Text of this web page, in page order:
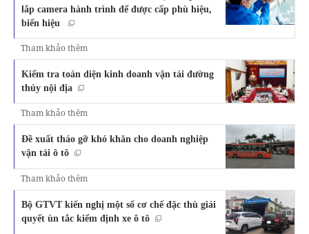
lắp camera hành trình để được cấp phù hiệu,
biển hiệu
Tham khảo thêm
Kiểm tra toàn diện kinh doanh vận tải đường
thủy nội địa
Tham khảo thêm
Đề xuất tháo gỡ khó khăn cho doanh nghiệp
vận tải ô tô
Tham khảo thêm
Bộ GTVT kiến nghị một số cơ chế đặc thù giải
quyết ùn tắc kiểm định xe ô tô